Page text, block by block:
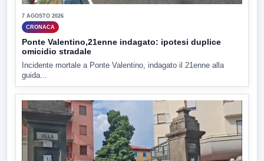
7 AGOSTO 2026
CRONACA
Ponte Valentino,21enne indagato: ipotesi duplice
omicidio stradale
Incidente mortale a Ponte Valentino, indagato il 21enne alla
guida...